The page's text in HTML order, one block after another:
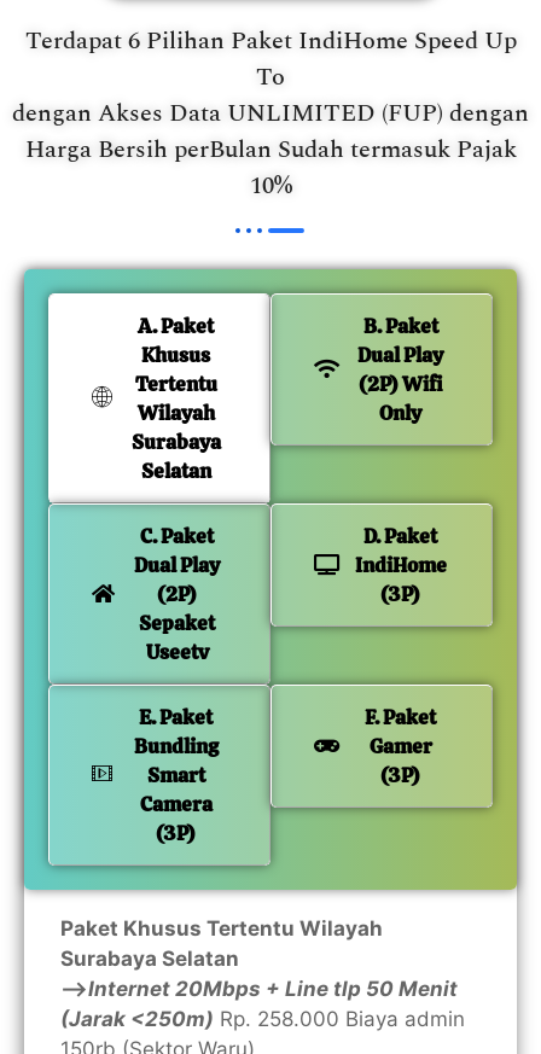
Terdapat 6 Pilihan Paket IndiHome Speed Up
To
dengan Akses Data UNLIMITED (FUP) dengan
Harga Bersih perBulan Sudah termasuk Pajak
10%
A. Paket
Khusus
Tertentu
Wilayah
Surabaya
Selatan
B. Paket
Dual Play
(2P) Wifi
Only
C. Paket
Dual Play
(2P)
Sepaket
Useetv
D. Paket
IndiHome
(3P)
E. Paket
Bundling
Smart
Camera
(3P)
F. Paket
Gamer
(3P)
Paket Khusus Tertentu Wilayah
Surabaya Selatan
—>Internet 20Mbps + Line tlp 50 Menit
(Jarak <250m) Rp. 258.000 Biaya admin
150rb (Sektor Waru)